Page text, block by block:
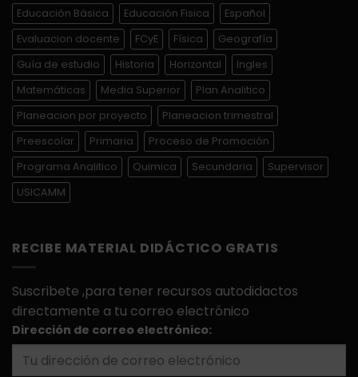
Educación Básica
Educación Fisica
Español
Evaluacion docente
FCyE Física
Geografía
Guía de estudio
Historia Horizontal
Ingles
Matemáticas
Media Superior
Plan Analitico
Planeacion por proyecto
Planeacion trimestral
Preescolar
Primaria
Proceso de Promoción
Programa Analitico
Quimica Secundaria
Supervisor
USICAMM
RECIBE MATERIAL DIDÁCTICO GRATIS
Suscribete ,para tener recursos autodidactos
directamente a tu correo electrónico
Dirección de correo electrónico: